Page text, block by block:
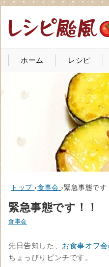
ホーム レシピ
トップ ›食事会 ›緊急事態です
緊急事態です！！
食事会
先日告知した、お食事オフ
ちょっぴりピンチです。